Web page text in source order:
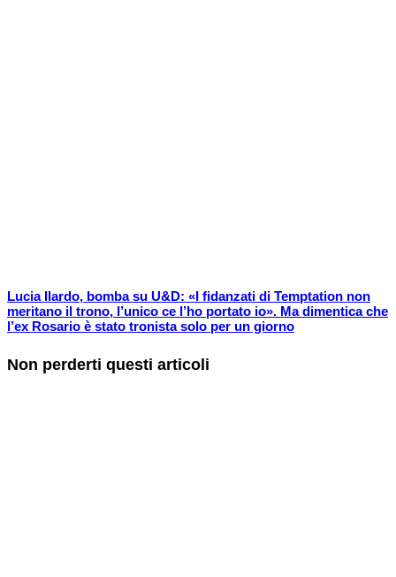
Lucia Ilardo, bomba su U&D: «I fidanzati di Temptation non
meritano il trono, l’unico ce l’ho portato io». Ma dimentica che
l’ex Rosario è stato tronista solo per un giorno
Non perderti questi articoli